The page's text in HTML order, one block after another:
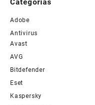
Categorias
Adobe
Antivirus
Avast
AVG
Bitdefender
Eset
Kaspersky